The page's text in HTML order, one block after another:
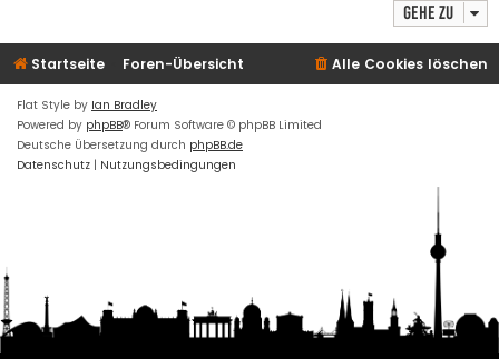
Gehe zu
Startseite Foren-Übersicht Alle Cookies löschen
Flat Style by Ian Bradley
Powered by phpBB® Forum Software © phpBB Limited
Deutsche Übersetzung durch phpBB.de
Datenschutz | Nutzungsbedingungen